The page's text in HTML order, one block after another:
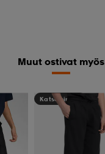
Muut ostivat myös
Katso hintaa